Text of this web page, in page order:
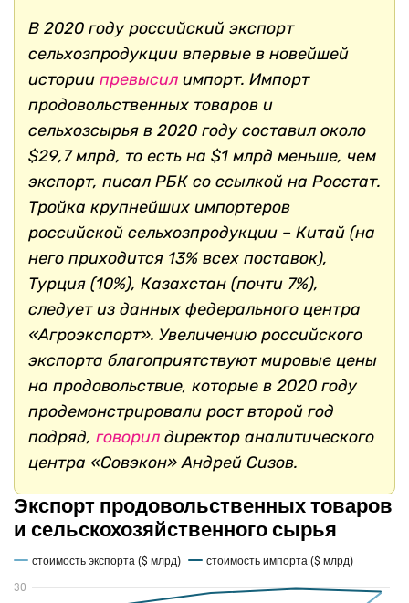
В 2020 году российский экспорт
сельхозпродукции впервые в новейшей
истории превысил импорт. Импорт
продовольственных товаров и
сельхозсырья в 2020 году составил около
$29,7 млрд, то есть на $1 млрд меньше, чем
экспорт, писал РБК со ссылкой на Росстат.
Тройка крупнейших импортеров
российской сельхозпродукции – Китай (на
него приходится 13% всех поставок),
Турция (10%), Казахстан (почти 7%),
следует из данных федерального центра
«Агроэкспорт». Увеличению российского
экспорта благоприятствуют мировые цены
на продовольствие, которые в 2020 году
продемонстрировали рост второй год
подряд, говорил директор аналитического
центра «Совэкон» Андрей Сизов.